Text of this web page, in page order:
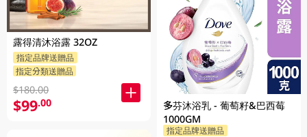
露得清沐浴露 32OZ
指定品牌送贈品
指定分類送贈品
$180.00
$99.00
多芬沐浴乳 - 葡萄籽&巴西莓
1000GM
指定品牌送贈品